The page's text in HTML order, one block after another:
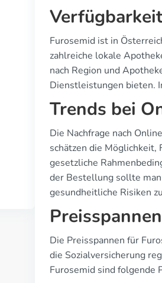
Furosemid ist in
zahlreiche lokale
nach Region und
Dienstleistungen bieten.
Trends bei
Die Nachfrage nach
schätzen die Möglichkeit,
gesetzliche
der Bestellung sollte
gesundheitliche Risiken
Die Preisspannen für
die Sozialversicherung
Furosemid sind folgende